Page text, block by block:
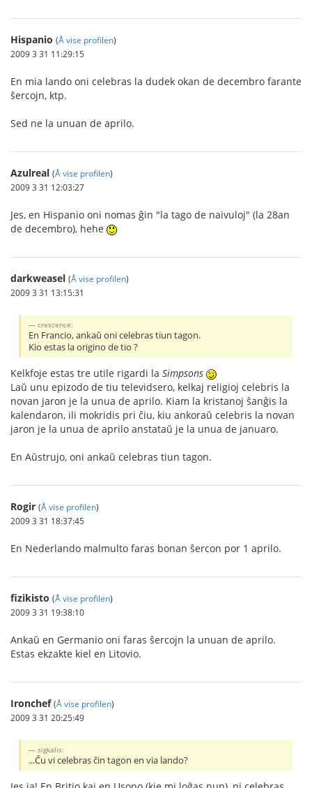
Hispanio (Å vise profilen)
2009 3 31 11:29:15
En mia lando oni celebras la dudek okan de decembro farante
ŝercojn, ktp.
Sed ne la unuan de aprilo.
Azulreal (Å vise profilen)
2009 3 31 12:03:27
Jes, en Hispanio oni nomas ĝin "la tago de naivuloj" (la 28an
de decembro), hehe
darkweasel (Å vise profilen)
2009 3 31 13:15:31
crescence:
En Francio, ankaŭ oni celebras tiun tagon.
Kio estas la origino de tio ?
Kelkfoje estas tre utile rigardi la Simpsons
Laŭ unu epizodo de tiu televidsero, kelkaj religioj celebris la
novan jaron je la unua de aprilo. Kiam la kristanoj ŝanĝis la
kalendaron, ili mokridis pri ĉiu, kiu ankoraŭ celebris la novan
jaron je la unua de aprilo anstataŭ je la unua de januaro.
En Aŭstrujo, oni ankaŭ celebras tiun tagon.
Rogir (Å vise profilen)
2009 3 31 18:37:45
En Nederlando malmulto faras bonan ŝercon por 1 aprilo.
fizikisto (Å vise profilen)
2009 3 31 19:38:10
Ankaŭ en Germanio oni faras ŝercojn la unuan de aprilo.
Estas ekzakte kiel en Litovio.
Ironchef (Å vise profilen)
2009 3 31 20:25:49
sigkalis:
...Ĉu vi celebras ĉin tagon en via lando?